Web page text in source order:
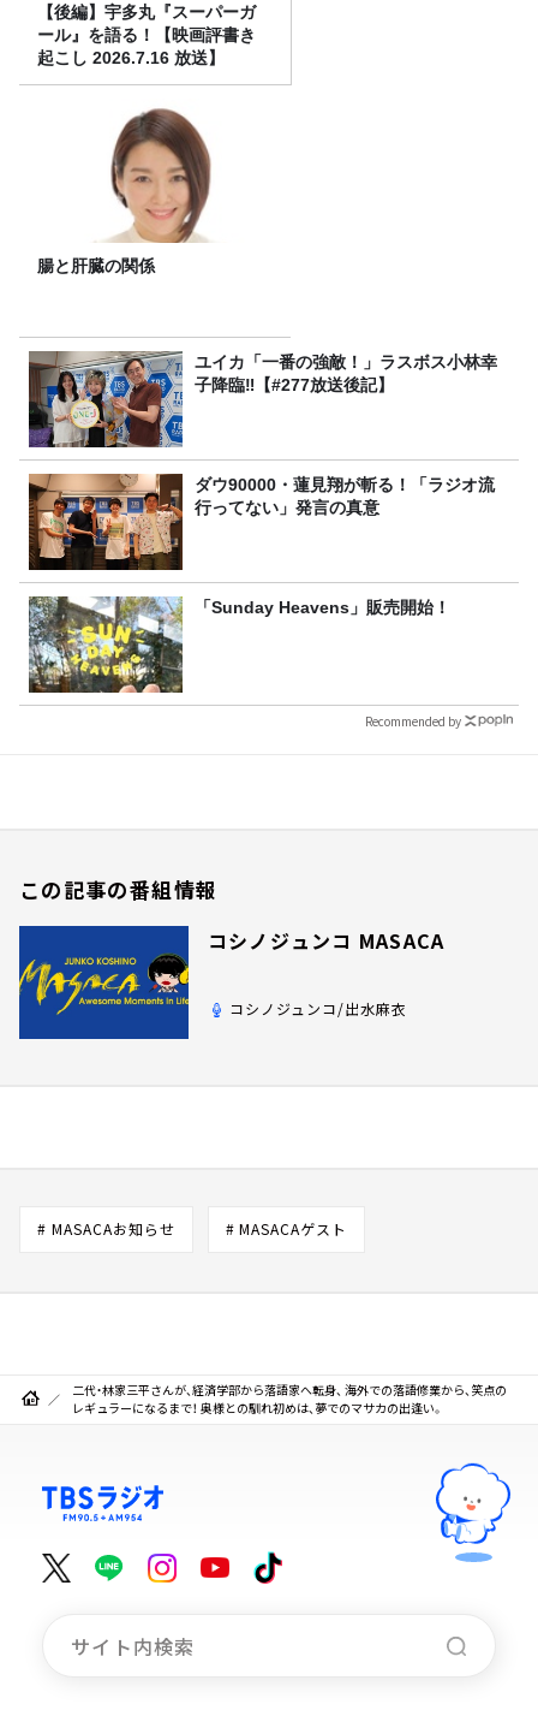
【後編】宇多丸『スーパーガ
ール』を語る！【映画評書き
起こし 2026.7.16 放送】
腸と肝臓の関係
ユイカ「一番の強敵！」ラスボス小林幸
子降臨‼【#277放送後記】
ダウ90000・蓮見翔が斬る！「ラジオ流
行ってない」発言の真意
「Sunday Heavens」販売開始！
Recommended by
この記事の番組情報
コシノジュンコ MASACA
コシノジュンコ/出水麻衣
# MASACAお知らせ # MASACAゲスト
二代・林家三平さんが、経済学部から落語家へ転身、 海外での落語修業から、笑点の
レギュラーになるまで！ 奥様との馴れ初めは、夢でのマサカの出逢い。